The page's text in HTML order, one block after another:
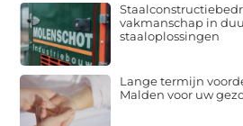
vakmanschap in
staaloplossingen
Lange termijn
Malden voor uw